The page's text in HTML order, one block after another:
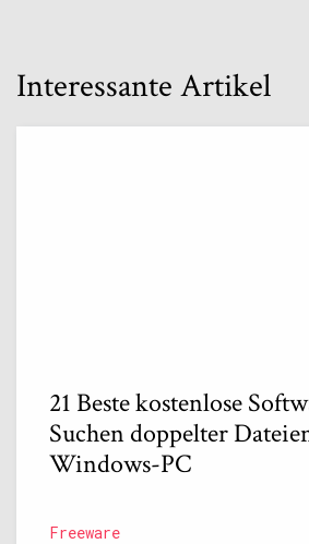
Interessante Artikel
21 Beste kostenlose
Suchen doppelter
Windows-PC
Freeware